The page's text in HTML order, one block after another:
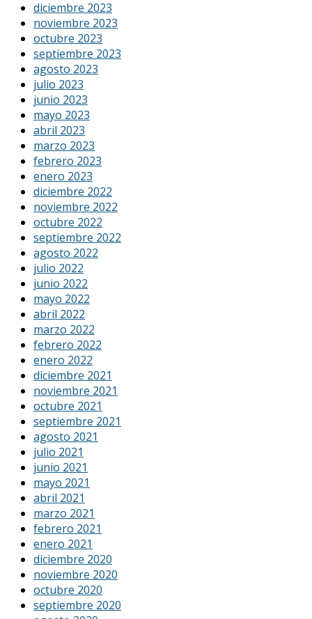
diciembre 2023
noviembre 2023
octubre 2023
septiembre 2023
agosto 2023
julio 2023
junio 2023
mayo 2023
abril 2023
marzo 2023
febrero 2023
enero 2023
diciembre 2022
noviembre 2022
octubre 2022
septiembre 2022
agosto 2022
julio 2022
junio 2022
mayo 2022
abril 2022
marzo 2022
febrero 2022
enero 2022
diciembre 2021
noviembre 2021
octubre 2021
septiembre 2021
agosto 2021
julio 2021
junio 2021
mayo 2021
abril 2021
marzo 2021
febrero 2021
enero 2021
diciembre 2020
noviembre 2020
octubre 2020
septiembre 2020